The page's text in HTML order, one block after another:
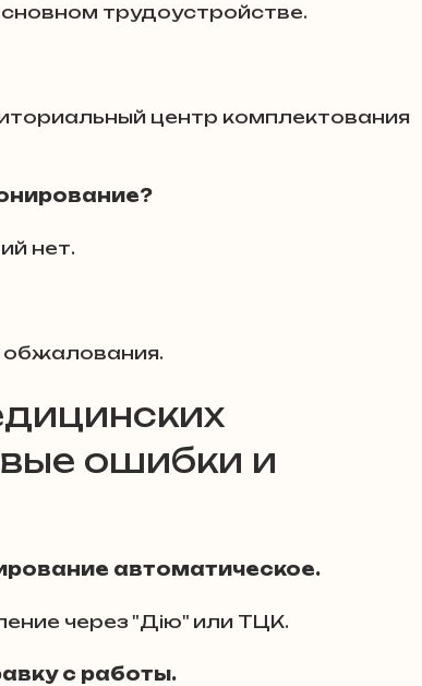
новости
армии
трудоустройстве.
нет.
обжалования.
ошибки и
автоматическое.
через "Дію" или ТЦК.
с работы.